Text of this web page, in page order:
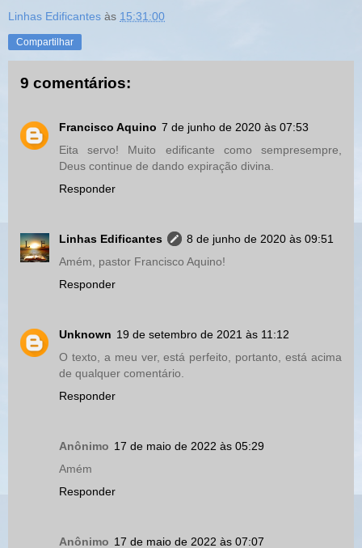
Linhas Edificantes às 15:31:00
Compartilhar
9 comentários:
Francisco Aquino 7 de junho de 2020 às 07:53
Eita servo! Muito edificante como sempresempre,
Deus continue de dando expiração divina.
Responder
Linhas Edificantes
8 de junho de 2020 às 09:51
Amém, pastor Francisco Aquino!
Responder
Unknown 19 de setembro de 2021 às 11:12
O texto, a meu ver, está perfeito, portanto, está acima
de qualquer comentário.
Responder
Anônimo 17 de maio de 2022 às 05:29
Amém
Responder
Anônimo 17 de maio de 2022 às 07:07